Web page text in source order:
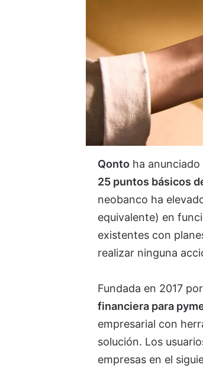
Qonto ha
25 puntos básicos
neobanco ha
equivalente) en
existentes con
realizar ninguna
Fundada en 2017
financiera para
empresarial con
solución. Los
empresas en el